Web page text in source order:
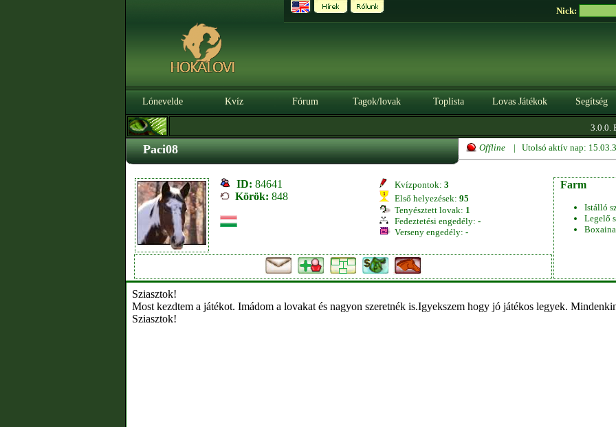
Nick:
Lónevelde Kvíz Fórum Tagok/lovak Toplista Lovas Játékok Segítség
3.0.0.
Paci08 Offline | Utolsó aktív nap:
ID: 84641
Körök: 848
Kvízpontok: 3
Első helyezések: 95
Tenyésztett lovak: 1
Fedeztetési engedély: -
Verseny engedély: -
Farm
Istálló
Legelő